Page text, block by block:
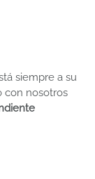
siempre a su
con nosotros